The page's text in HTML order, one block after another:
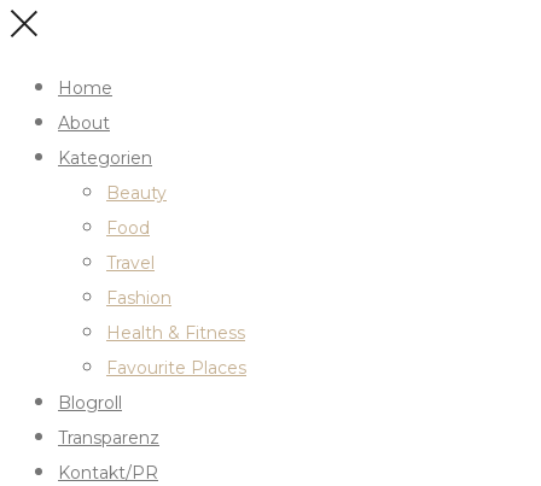
Home
About
Kategorien
Beauty
Food
Travel
Fashion
Health & Fitness
Favourite Places
Blogroll
Transparenz
Kontakt/PR